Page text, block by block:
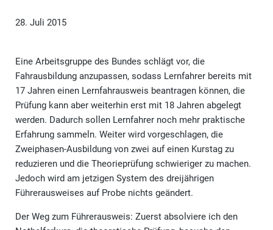
28. Juli 2015
Eine Arbeitsgruppe des Bundes schlägt vor, die
Fahrausbildung anzupassen, sodass Lernfahrer bereits mit
17 Jahren einen Lernfahrausweis beantragen können, die
Prüfung kann aber weiterhin erst mit 18 Jahren abgelegt
werden. Dadurch sollen Lernfahrer noch mehr praktische
Erfahrung sammeln. Weiter wird vorgeschlagen, die
Zweiphasen-Ausbildung von zwei auf einen Kurstag zu
reduzieren und die Theorieprüfung schwieriger zu machen.
Jedoch wird am jetzigen System des dreijährigen
Führerausweises auf Probe nichts geändert.
Der Weg zum Führerausweis: Zuerst absolviere ich den